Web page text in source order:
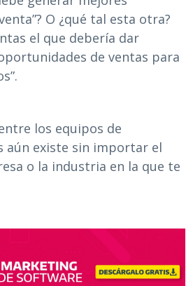
O ¿qué tal esta otra?
el que debería dar
de ventas para
los equipos de
aún existe sin importar el
o la industria en la que te